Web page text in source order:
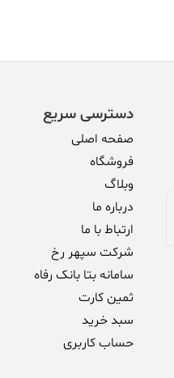
دسترسی سریع
صفحه اصلی
فروشگاه
وبلاگ
درباره ما
ارتباط با ما
شرکت سپهر رخ
سامانه بتا بانک رفاه
ثمین کارت
سبد خرید
حساب کاربری